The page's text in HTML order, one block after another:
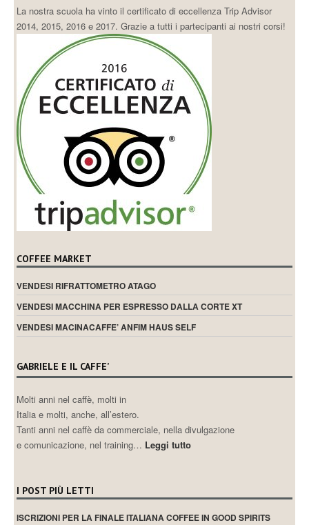
La nostra scuola ha vinto il certificato di eccellenza Trip Advisor
2014, 2015, 2016 e 2017. Grazie a tutti i partecipanti ai nostri corsi!
COFFEE MARKET
VENDESI RIFRATTOMETRO ATAGO
VENDESI MACCHINA PER ESPRESSO DALLA CORTE XT
VENDESI MACINACAFFE’ ANFIM HAUS SELF
GABRIELE E IL CAFFE’
Molti anni nel caffè, molti in
Italia e molti, anche, all’estero.
Tanti anni nel caffè da commerciale, nella divulgazione
e comunicazione, nel training… Leggi tutto
I POST PIÙ LETTI
ISCRIZIONI PER LA FINALE ITALIANA COFFEE IN GOOD SPIRITS